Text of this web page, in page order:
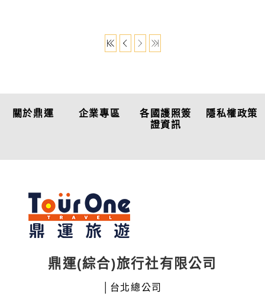
關於鼎運 企業專區
各國護照簽
證資訊
隱私權政策
鼎運(綜合)旅行社有限公司
│台北總公司